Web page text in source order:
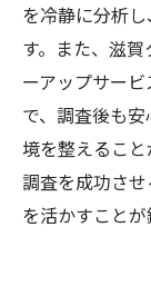
を冷静に分析
す。また、滋
ーアップサー
で、調査後も
境を整えるこ
調査を成功さ
を活かすことが